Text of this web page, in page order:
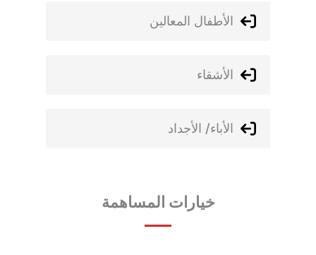
الأطفال المعالين
الأشقاء
الأباء/ الأجداد
خيارات المساهمة